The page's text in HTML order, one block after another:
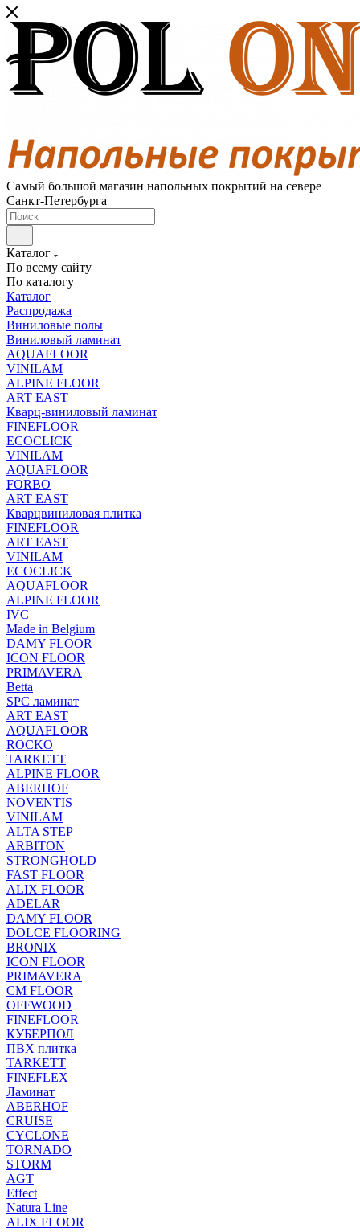
Самый большой магазин напольных покрытий на севере
Санкт-Петербурга
Каталог
По всему сайту
По каталогу
Каталог
Распродажа
Виниловые полы
Виниловый ламинат
AQUAFLOOR
VINILAM
ALPINE FLOOR
ART EAST
Кварц-виниловый ламинат
FINEFLOOR
ECOCLICK
VINILAM
AQUAFLOOR
FORBO
ART EAST
Кварцвиниловая плитка
FINEFLOOR
ART EAST
VINILAM
ECOCLICK
AQUAFLOOR
ALPINE FLOOR
IVC
Made in Belgium
DAMY FLOOR
ICON FLOOR
PRIMAVERA
Betta
SPC ламинат
ART EAST
AQUAFLOOR
ROCKO
TARKETT
ALPINE FLOOR
ABERHOF
NOVENTIS
VINILAM
ALTA STEP
ARBITON
STRONGHOLD
FAST FLOOR
ALIX FLOOR
ADELAR
DAMY FLOOR
DOLCE FLOORING
BRONIX
ICON FLOOR
PRIMAVERA
CM FLOOR
OFFWOOD
FINEFLOOR
КУБЕРПОЛ
ПВХ плитка
TARKETT
FINEFLEX
Ламинат
ABERHOF
CRUISE
CYCLONE
TORNADO
STORM
AGT
Effect
Natura Line
ALIX FLOOR